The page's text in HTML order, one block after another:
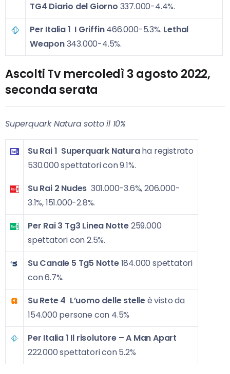
TG4 Diario del Giorno 337.000-4.4%.
Per Italia 1 I Griffin466.000-5.3%. Lethal
Weapon343.000-4.5%.
Ascolti Tv mercoledì 3 agosto 2022,
seconda serata
Superquark Natura sotto il 10%
Su Rai 1 Superquark Naturaha registrato
530.000 spettatori con 9.1%.
Su Rai 2 Nudes 301.000-3.6%, 206.000-
3.1%, 151.000-2.8%.
Per Rai 3 Tg3 Linea Notte259.000
spettatori con 2.5%.
Su Canale 5 Tg5 Notte184.000 spettatori
con 6.7%.
Su Rete 4 L’uomo delle stelleè visto da
154.000 persone con 4.5%
Per Italia 1 Il risolutore – A Man Apart
222.000 spettatori con 5.2%